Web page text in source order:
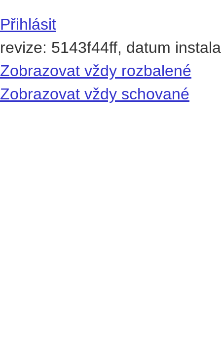
Přihlásit
revize: 5143f44ff, datum
Zobrazovat vždy rozbalené
Zobrazovat vždy schované